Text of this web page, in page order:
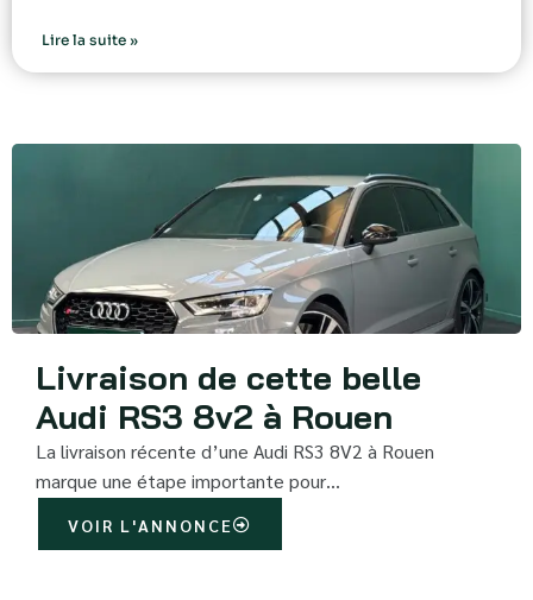
Lire la suite »
Livraison de cette belle
Audi RS3 8v2 à Rouen
La livraison récente d’une Audi RS3 8V2 à Rouen
marque une étape importante pour…
VOIR L'ANNONCE